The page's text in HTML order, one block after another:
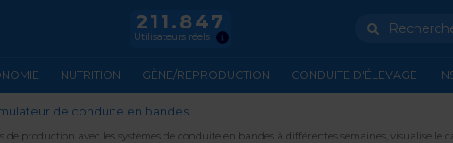
211.847
Utilisateurs réels
NUTRITION GÈNE/REPRODUCTION CONDUITE D'ÉLEVAGE
de conduite en bandes
de production avec les systèmes de conduite en bandes à différentes semaines, visualise le